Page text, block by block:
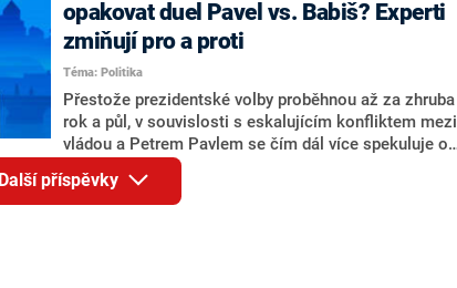
rozhovoru pro CNN Prima NEWS si nebrala servítky
ohledně politického výkonu svého nástupce Jeronýma
Tejce (za ANO) či vládní zmocněnkyně pro lidská
práva Taťány Malé (ANO). Označením „svoloč“ na
adresu vlády prý byla ještě hodná. Decroix se také
vrátila k volební porážce koalice Spolu či promluvila o
hnutí Naše Česko Martina Kuby.
opakovat duel Pavel vs. Babiš? Experti
zmiňují pro a proti
Téma: Politika
Přestože prezidentské volby proběhnou až za zhruba
rok a půl, v souvislosti s eskalujícím konfliktem mezi
vládou a Petrem Pavlem se čím dál více spekuluje o
tom, koho by do bitvy o Hrad mohla vyslat současná
koalice. Někteří političtí komentátoři znovu vytahují
jméno premiéra Andreje Babiše (ANO). Jak moc je
Další příspěvky